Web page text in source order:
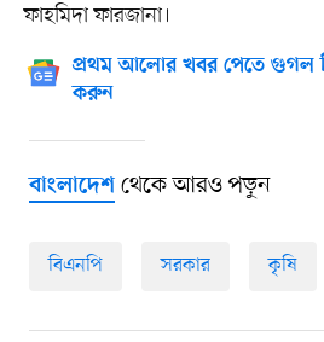
ফাহমিদা ফারজানা।
প্রথম আলোর খবর পেতে গুগল
করুন
বাংলাদেশথেকে আরও পড়ুন
বিএনপি সরকার কৃষি